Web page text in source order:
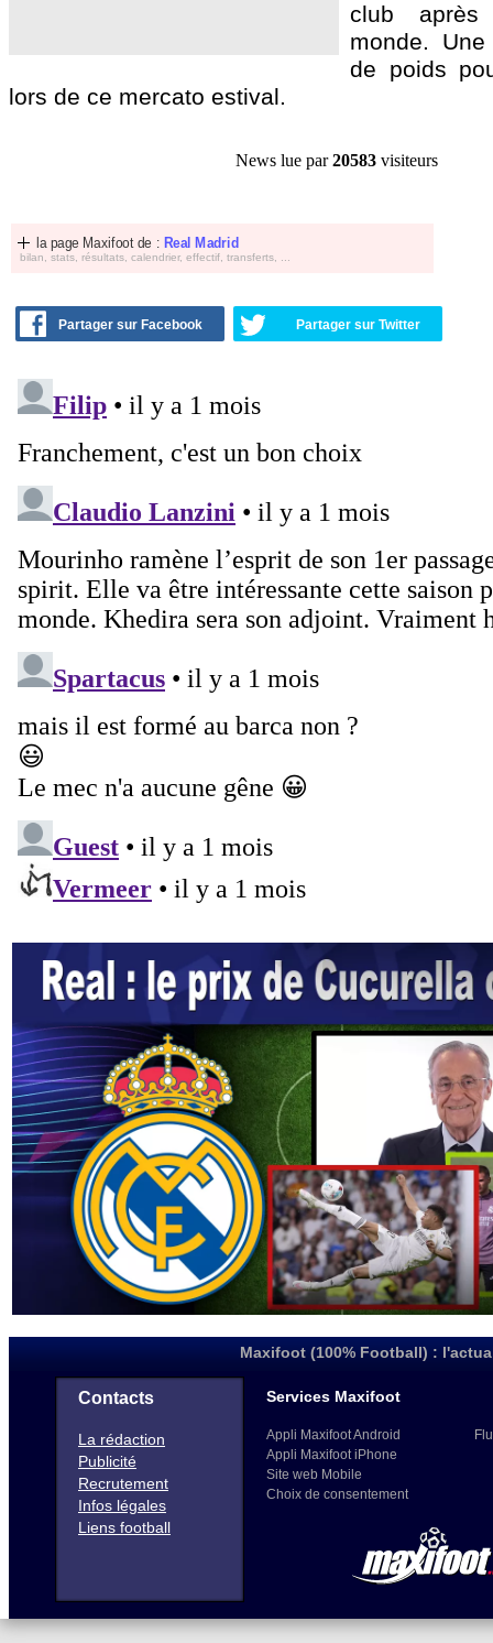
club
monde.
de poids
lors de ce mercato estival.
News lue par20583 visiteurs
la page Maxifoot de : Real Madrid
bilan, stats, résultats, calendrier, effectif, transferts, ...
Partager sur Facebook Partager sur Twitter
Maxifoot (100% Football) :
Contacts
La rédaction
Publicité
Recrutement
Infos légales
Liens football
Services Maxifoot
Appli Maxifoot Android
Appli Maxifoot iPhone
Site web Mobile
Choix de consentement